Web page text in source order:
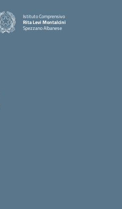
Istituto Comprensivo
Rita Levi Montalcini
Spezzano Albanese
— Visita la pagina iniziale della scuola